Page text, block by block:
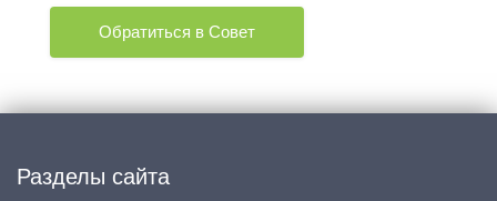
Обратиться в Совет
Разделы сайта